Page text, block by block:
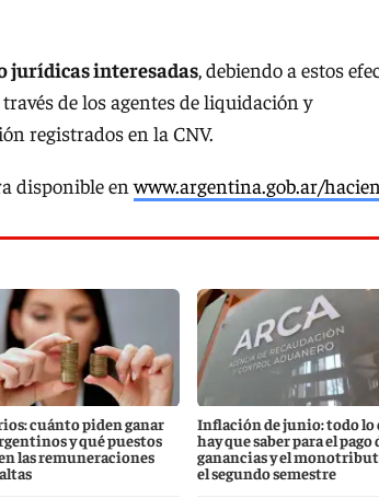
jurídicas interesadas, debiendo a estos
de los agentes de liquidación y
registrados en la CNV.
disponible enwww.argentina.gob.ar/
cuánto piden ganar
y qué puestos
las remuneraciones
Inflación de junio: todo lo
hay que saber para el pago
ganancias y el
el segundo semestre